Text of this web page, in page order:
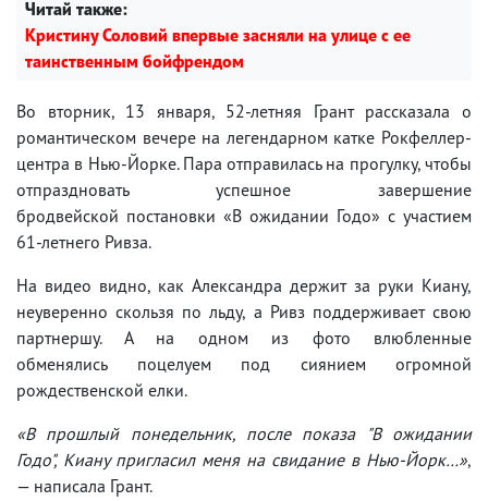
Читай также:
Кристину Соловий впервые засняли на улице с ее
таинственным бойфрендом
Во вторник, 13 января, 52-летняя Грант рассказала о
романтическом вечере на легендарном катке Рокфеллер-
центра в Нью-Йорке. Пара отправилась на прогулку, чтобы
отпраздновать успешное завершение
бродвейской постановки «В ожидании Годо» с участием
61-летнего Ривза.
На видео видно, как Александра держит за руки Киану,
неуверенно скользя по льду, а Ривз поддерживает свою
партнершу. А на одном из фото влюбленные
обменялись поцелуем под сиянием огромной
рождественской елки.
«В прошлый понедельник, после показа "В ожидании
Годо", Киану пригласил меня на свидание в Нью-Йорк…»,
— написала Грант.